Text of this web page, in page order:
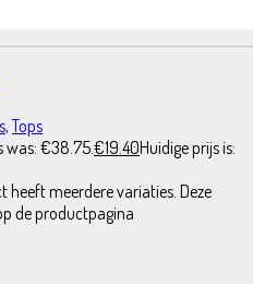
,Tops
was: €38.75.€19.40Huidige prijs is:
heeft meerdere variaties. Deze
de productpagina